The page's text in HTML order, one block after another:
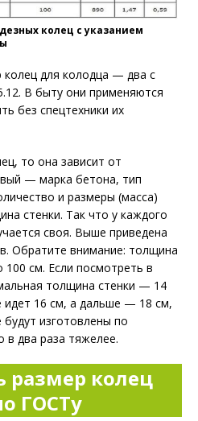
колец с указанием
для колодца — два с
В быту они применяются
без спецтехники их
то она зависит от
— марка бетона, тип
и размеры (масса)
стенки. Так что у каждого
своя. Выше приведена
Обратите внимание: толщина
100 см. Если посмотреть в
толщина стенки — 14
16 см, а дальше — 18 см,
изготовлены по
в два раза тяжелее.
размер колец
ГОСТу